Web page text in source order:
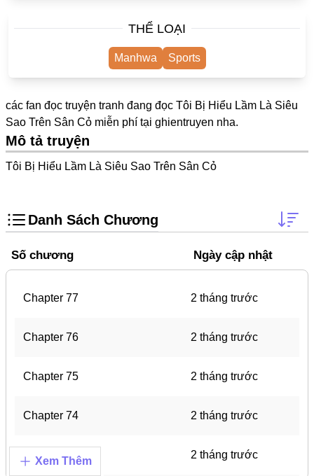
Trọng Sinh
Doujinshi
Shounen Ai
Demons
#Hoàng Gia
#Ma Cà Rồng
THỂ LOẠI
Manhwa Sports
các fan đọc truyện tranh đang đọc Tôi Bị Hiểu Lầm Là Siêu
Sao Trên Sân Cỏ miễn phí tại ghientruyen nha.
Mô tả truyện
Tôi Bị Hiểu Lầm Là Siêu Sao Trên Sân Cỏ
Danh Sách Chương
Số chương Ngày cập nhật
Xem Thêm
Chapter 77 2 tháng trước
Chapter 76 2 tháng trước
Chapter 75 2 tháng trước
Chapter 74 2 tháng trước
Chapter 73 2 tháng trước